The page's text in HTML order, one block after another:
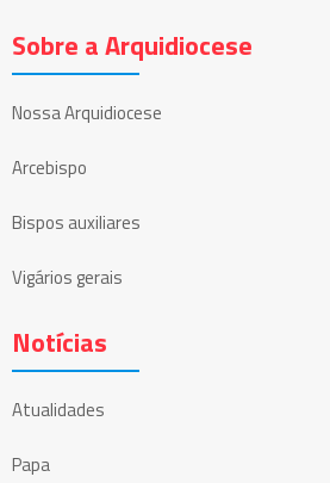
Sobre a Arquidiocese
Nossa Arquidiocese
Arcebispo
Bispos auxiliares
Vigários gerais
Notícias
Atualidades
Papa